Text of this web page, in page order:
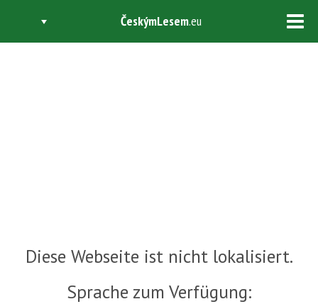
ČeskýmLesem.eu
Diese Webseite ist nicht lokalisiert.
Sprache zum Verfügung: